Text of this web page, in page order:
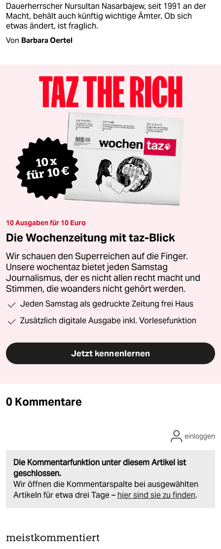
Dauerherrscher Nursultan Nasarbajew, seit 1991 an der
Macht, behält auch künftig wichtige Ämter. Ob sich
etwas ändert, ist fraglich.
Von Barbara Oertel
10 Ausgaben für 10 Euro
Die Wochenzeitung mit taz-Blick
Wir schauen den Superreichen auf die Finger.
Unsere wochentaz bietet jeden Samstag
Journalismus, der es nicht allen recht macht und
Stimmen, die woanders nicht gehört werden.
Jeden Samstag als gedruckte Zeitung frei Haus
Zusätzlich digitale Ausgabe inkl. Vorlesefunktion
Jetzt kennenlernen
0 Kommentare
Die Kommentarfunktion unter diesem Artikel ist
geschlossen.
Wir öffnen die Kommentarspalte bei ausgewählten
Artikeln für etwa drei Tage – hier sind sie zu finden.
einloggen
meistkommentiert